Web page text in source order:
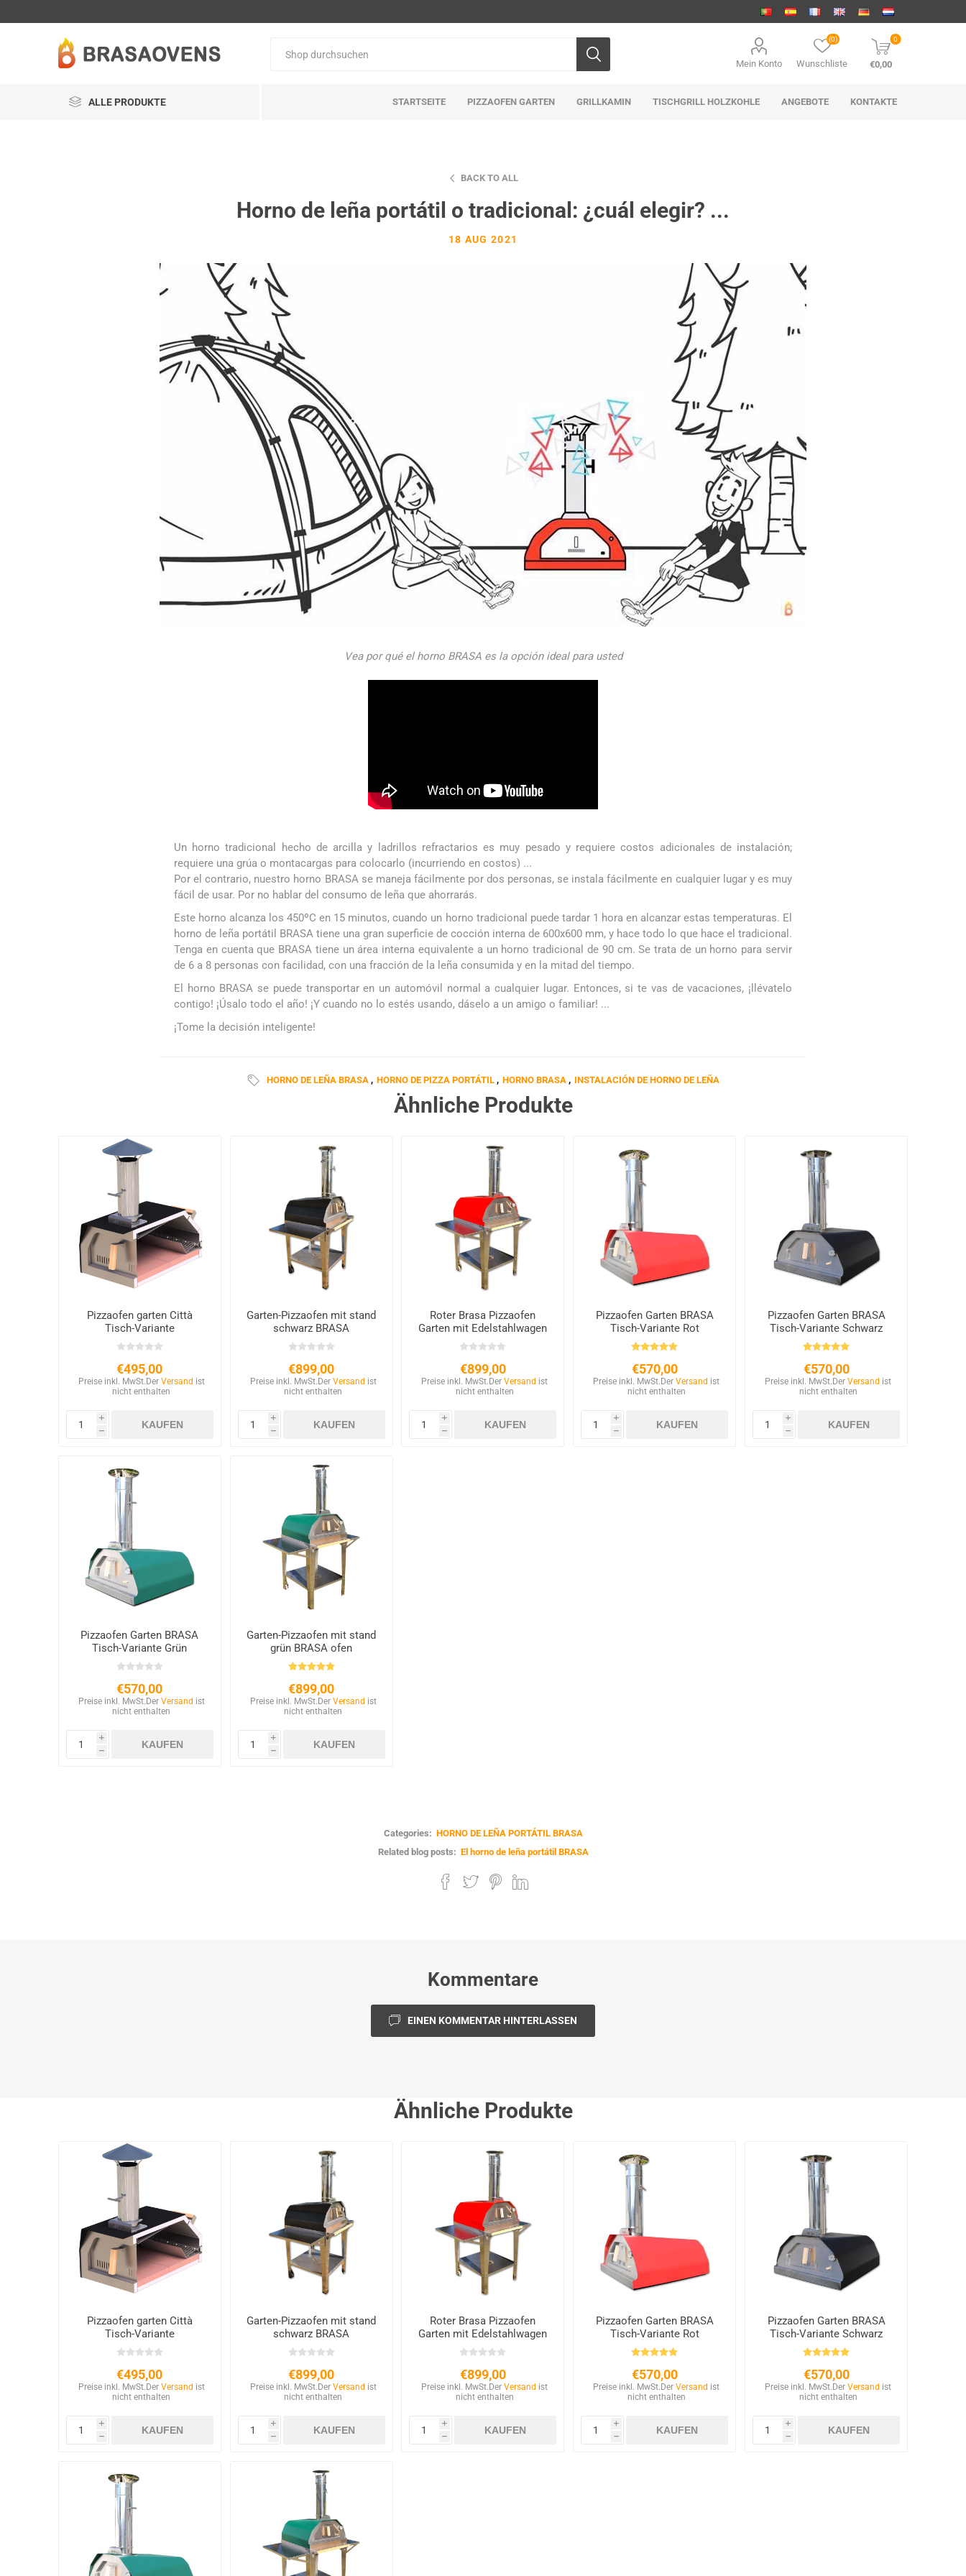
Mein Konto Wunschliste
(0) 0
€0,00
ALLE PRODUKTE STARTSEITE PIZZAOFEN GARTEN GRILLKAMIN TISCHGRILL HOLZKOHLE ANGEBOTE KONTAKTE
BACK TO ALL
Horno de leña portátil o tradicional: ¿cuál elegir? ...
18 AUG 2021
Vea por qué el horno BRASA es la opción ideal para usted
Un horno tradicional hecho de arcilla y ladrillos refractarios es muy pesado y requiere costos adicionales de instalación;
requiere una grúa o montacargas para colocarlo (incurriendo en costos) ...
Por el contrario, nuestro horno BRASA se maneja fácilmente por dos personas, se instala fácilmente en cualquier lugar y es muy
fácil de usar. Por no hablar del consumo de leña que ahorrarás.
Este horno alcanza los 450ºC en 15 minutos, cuando un horno tradicional puede tardar 1 hora en alcanzar estas temperaturas. El
horno de leña portátil BRASA tiene una gran superficie de cocción interna de 600x600 mm, y hace todo lo que hace el tradicional.
Tenga en cuenta que BRASA tiene un área interna equivalente a un horno tradicional de 90 cm. Se trata de un horno para servir
de 6 a 8 personas con facilidad, con una fracción de la leña consumida y en la mitad del tiempo.
El horno BRASA se puede transportar en un automóvil normal a cualquier lugar. Entonces, si te vas de vacaciones, ¡llévatelo
contigo! ¡Úsalo todo el año! ¡Y cuando no lo estés usando, dáselo a un amigo o familiar! ...
¡Tome la decisión inteligente!
HORNO DE LEÑA BRASA , HORNO DE PIZZA PORTÁTIL , HORNO BRASA , INSTALACIÓN DE HORNO DE LEÑA
Ähnliche Produkte
Pizzaofen garten Città
Tisch-Variante
€495,00
Preise inkl. MwSt. Der Versand ist
nicht enthalten
i
h
Garten-Pizzaofen mit stand
schwarz BRASA
€899,00
Preise inkl. MwSt. Der Versand ist
nicht enthalten
i
h
Roter Brasa Pizzaofen
Garten mit Edelstahlwagen
€899,00
Preise inkl. MwSt. DerVersand ist
nicht enthalten
i
h
Pizzaofen Garten BRASA
Tisch-Variante Rot
€570,00
Preise inkl. MwSt. DerVersand ist
nicht enthalten
i
h
Pizzaofen Garten BRASA
Tisch-Variante Schwarz
€570,00
Preise inkl. MwSt. DerVersand ist
nicht enthalten
i
h
Pizzaofen Garten BRASA
Tisch-Variante Grün
€570,00
Preise inkl. MwSt. Der Versand ist
nicht enthalten
i
h
Garten-Pizzaofen mit stand
grün BRASA ofen
€899,00
Preise inkl. MwSt. Der Versand ist
nicht enthalten
i
h
Categories: HORNO DE LEÑA PORTÁTIL BRASA
Related blog posts: El horno de leña portátil BRASA
Kommentare
EINEN KOMMENTAR HINTERLASSEN
Ähnliche Produkte
Pizzaofen garten Città
Tisch-Variante
€495,00
Preise inkl. MwSt.Der Versand ist
nicht enthalten
i
h
Garten-Pizzaofen mit stand
schwarz BRASA
€899,00
Preise inkl. MwSt.Der Versand ist
nicht enthalten
i
h
Roter Brasa Pizzaofen
Garten mit Edelstahlwagen
€899,00
Preise inkl. MwSt.DerVersand ist
nicht enthalten
i
h
Pizzaofen Garten BRASA
Tisch-Variante Rot
€570,00
Preise inkl. MwSt.DerVersand ist
nicht enthalten
i
h
Pizzaofen Garten BRASA
Tisch-Variante Schwarz
€570,00
Preise inkl. MwSt.DerVersand ist
nicht enthalten
i
h